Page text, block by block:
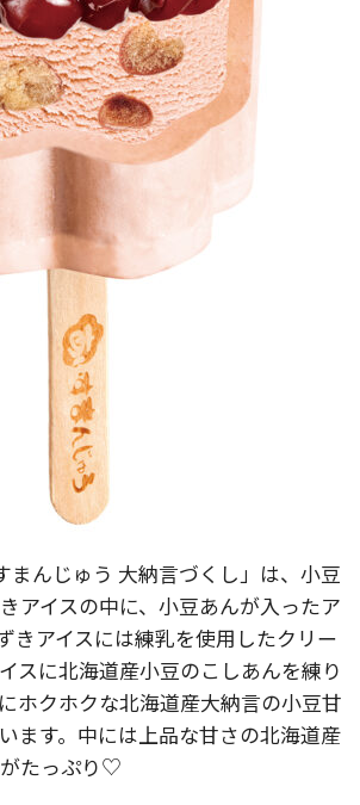
まんじゅう 大納言づくし」は、小豆
アイスの中に、小豆あんが入ったア
きアイスには練乳を使用したクリー
スに北海道産小豆のこしあんを練り
ホクホクな北海道産大納言の小豆甘
ます。中には上品な甘さの北海道産
たっぷり♡